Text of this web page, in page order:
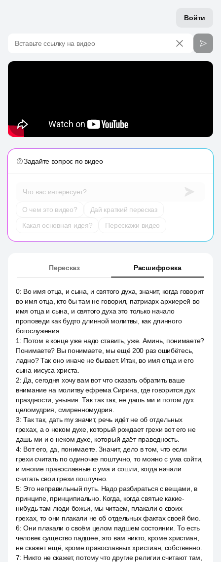
Войти
Вставьте ссылку на видео
Задайте вопрос по видео
Что вас интересует?
О чем это видео?
Дай краткий пересказ
Какая основная идея?
Перескажи видео
Пересказ Расшифровка
0: Во имя отца, и сына, и святого духа, значит, когда говорит
во имя отца, кто бы там не говорил, патриарх архиерей во
имя отца и сына, и святого духа это только начало
проповеди как будто длинной молитвы, как длинного
богослужения.
1 : Потом в конце уже надо ставить, уже. Аминь, понимаете?
Понимаете? Вы понимаете, мы ещё 200 раз ошибётесь,
ладно? Так оно иначе не бывает. Итак, во имя отца и его
сына иисуса христа.
2: Да, сегодня хочу вам вот что сказать обратить ваше
внимание на молитву ефрема Сирина, где говорится дух
праздности, уныния. Так так так, не дашь ми и потом дух
целомудрия, смиренномудрия.
3:Так так, дать my значит, речь идёт не об отдельных
грехах, а о неком духе, который рождает грехи вот его не
дашь ми и о неком духе, который даёт праведность.
4: Вот его, да, понимаете. Значит, дело в том, что если
грехи считать по одиночке поштучно, то можно с ума сойти,
и многие православные с ума и сошли, когда начали
считать свои грехи поштучно.
5: Это неправильный путь. Надо разбираться с вещами, в
принципе, принципиально. Когда, когда святые какие-
нибудь там люди божьи, мы читаем, плакали о своих
грехах, то они плакали не об отдельных фактах своей био.
6:Они плакали о своём целом падшем состоянии. То есть
человек существо падшее, это вам никто, кроме христиан,
не скажет ещё, кроме православных христиан, собственно.
7: Никто не скажет, потому что другие религии считают там,